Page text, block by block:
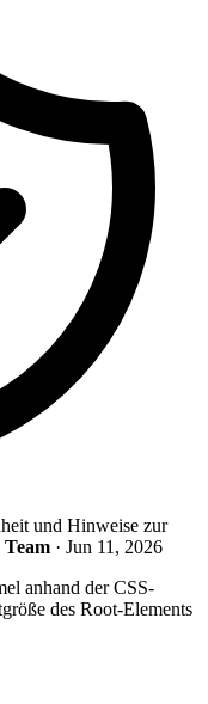
und Hinweise zur
Team · Jun 11, 2026
anhand der CSS-
des Root-Elements